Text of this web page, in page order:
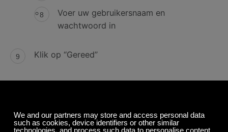
Voer uw gebruikersnaam en
wachtwoord in
Klik op “Gereed”